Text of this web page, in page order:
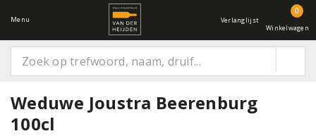
Menu Verlanglijst
0
Winkelwagen
Weduwe Joustra Beerenburg
100cl